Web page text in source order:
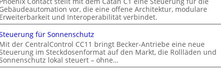
vor, die eine offene Architektur, modulare
und Interoperabilität verbindet.
für Sonnenschutz
der CentralControl CC11 bringt Becker-Antriebe eine neue
im Steckdosenformat auf den Markt, die Rollläden und
lokal steuert – ohne…